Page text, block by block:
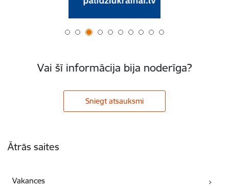
Vai šī informācija bija noderīga?
Sniegt atsauksmi
Ātrās saites
Vakances